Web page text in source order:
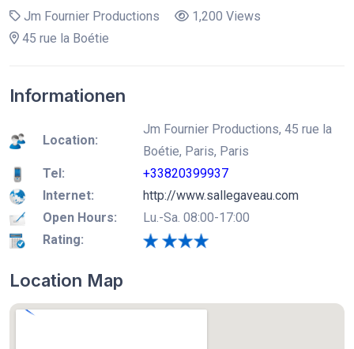
Jm Fournier Productions
1,200 Views
45 rue la Boétie
Informationen
Location:
Jm Fournier Productions, 45 rue la
Boétie, Paris, Paris
Tel:
+33820399937
Internet:
http://www.sallegaveau.com
Open Hours:
Lu.-Sa. 08:00-17:00
Rating:
Location Map